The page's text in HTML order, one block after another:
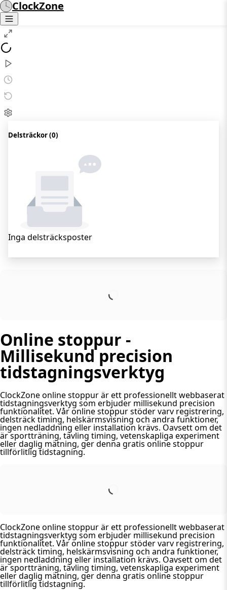
ClockZone
Delsträckor(0)
Inga delsträcksposter
Online stoppur -
Millisekund precision
tidstagningsverktyg
ClockZone online stoppur är ett professionellt webbaserat
tidstagningsverktyg som erbjuder millisekund precision
funktionalitet. Vår online stoppur stöder varv registrering,
delsträck timing, helskärmsvisning och andra funktioner,
ingen nedladdning eller installation krävs. Oavsett om det
är sportträning, tävling timing, vetenskapliga experiment
eller daglig mätning, ger denna gratis online stoppur
tillförlitlig tidstagning.
ClockZone online stoppur är ett professionellt webbaserat
tidstagningsverktyg som erbjuder millisekund precision
funktionalitet. Vår online stoppur stöder varv registrering,
delsträck timing, helskärmsvisning och andra funktioner,
ingen nedladdning eller installation krävs. Oavsett om det
är sportträning, tävling timing, vetenskapliga experiment
eller daglig mätning, ger denna gratis online stoppur
tillförlitlig tidstagning.